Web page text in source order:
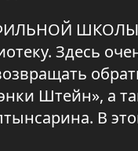
Здесь
Штейн», а
В